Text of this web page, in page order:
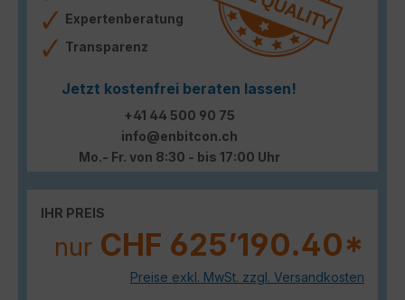
Expertenberatung
Transparenz
Jetzt kostenfrei beraten lassen!
+41 44 500 90 75
info@enbitcon.ch
Mo.- Fr. von 8:30 - bis 17:00 Uhr
IHR PREIS
nur CHF 625’190.40*
Preise exkl. MwSt. zzgl. Versandkosten